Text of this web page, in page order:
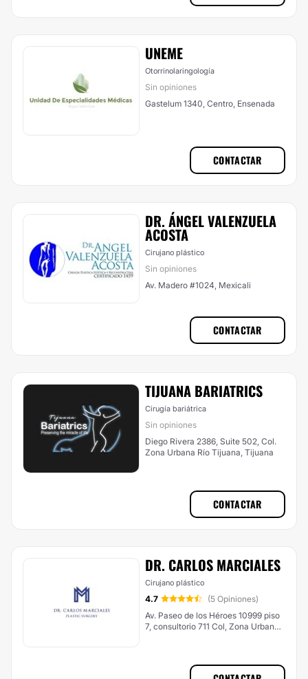
UNEME
Otorrinolaringología
Sin opiniones
Gastelum 1340, Centro, Ensenada
CONTACTAR
DR. ÁNGEL VALENZUELA
ACOSTA
Cirujano plástico
Sin opiniones
Av. Madero #1024, Mexicali
CONTACTAR
TIJUANA BARIATRICS
Cirugía bariátrica
Sin opiniones
Diego Rivera 2386, Suite 502, Col.
Zona Urbana Río Tijuana, Tijuana
CONTACTAR
DR. CARLOS MARCIALES
Cirujano plástico
4.7
(5 Opiniones)
Av. Paseo de los Héroes 10999 piso
7, consultorio 711 Col, Zona Urbana,